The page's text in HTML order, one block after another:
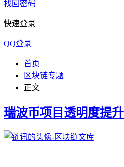
找回密码
快速登录
QQ登录
首页
区块链专题
正文
瑞波币项目透明度提